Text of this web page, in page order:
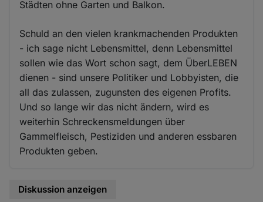
Städten ohne Garten und Balkon.
Schuld an den vielen krankmachenden Produkten
- ich sage nicht Lebensmittel, denn Lebensmittel
sollen wie das Wort schon sagt, dem ÜberLEBEN
dienen - sind unsere Politiker und Lobbyisten, die
all das zulassen, zugunsten des eigenen Profits.
Und so lange wir das nicht ändern, wird es
weiterhin Schreckensmeldungen über
Gammelfleisch, Pestiziden und anderen essbaren
Produkten geben.
Diskussion anzeigen